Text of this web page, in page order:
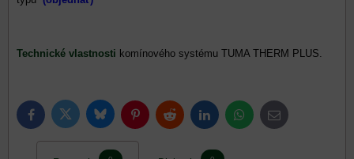
Technické vlastnosti komínového systému TUMA THERM PLUS.
FacebookTwitter BlueskyPinterestReddit LinkedInWhatsApp
E-
mail